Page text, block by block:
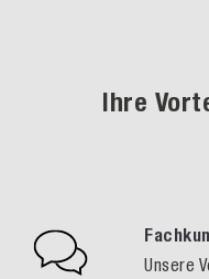
Ihre
Unsere